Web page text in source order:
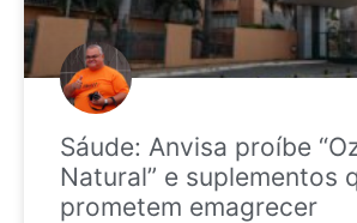
Sáude: Anvisa proíbe
Natural” e suplementos
prometem emagrecer